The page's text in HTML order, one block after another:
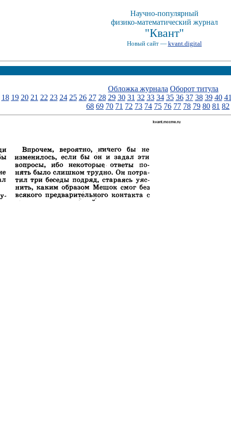
Научно-популярный
физико-математический журнал
"Квант"
Новый сайт — kvant.digital
Обложка журнала Оборот титула
18 19 20 21 22 23 24 25 26 27 28 29 30 31 32 33 34 35 36 37 38 39 40 41
68 69 70 71 72 73 74 75 76 77 78 79 80 81 82